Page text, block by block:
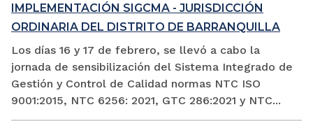
IMPLEMENTACIÓN SIGCMA - JURISDICCIÓN
ORDINARIA DEL DISTRITO DE BARRANQUILLA
Los días 16 y 17 de febrero, se llevó a cabo la
jornada de sensibilización del Sistema Integrado de
Gestión y Control de Calidad normas NTC ISO
9001:2015, NTC 6256: 2021, GTC 286:2021 y NTC...